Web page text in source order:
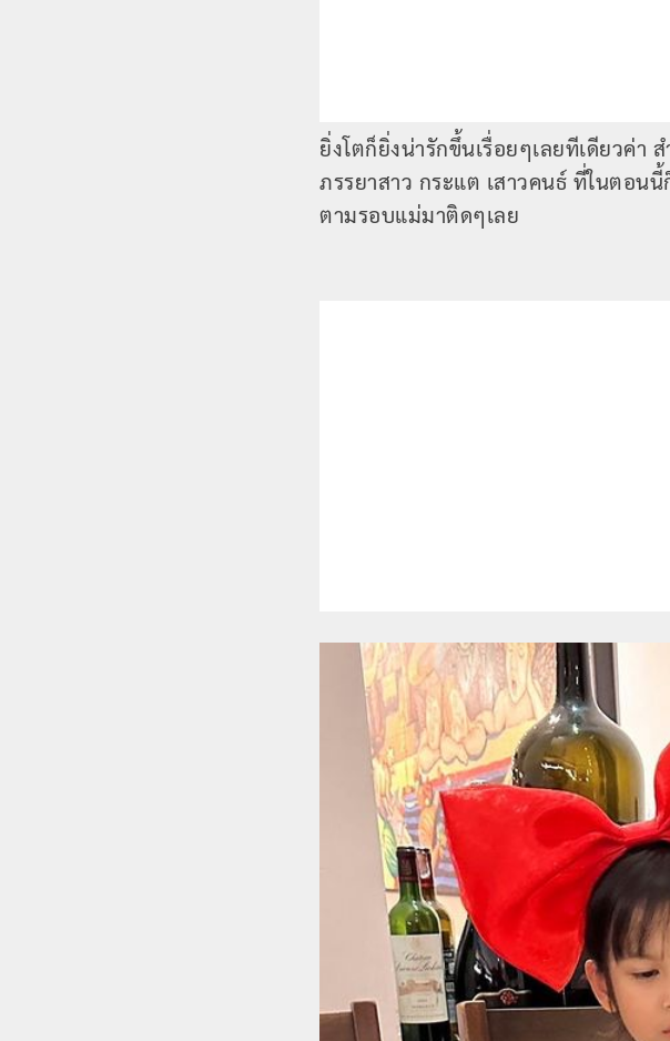
ยิ่งโตก็ยิ่งน่ารักขึ้นเรื่อยๆเลยทีเดียวค่
ภรรยาสาว กระแต เสาวคนธ์ ที่ในตอน
ตามรอบแม่มาติดๆเลย